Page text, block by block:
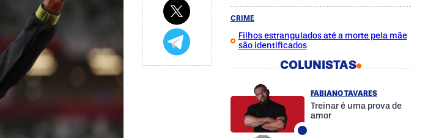
CRIME
Filhos estrangulados até a morte pela mãe
são identificados
COLUNISTAS
FABIANO TAVARES
Treinar é uma prova de
amor